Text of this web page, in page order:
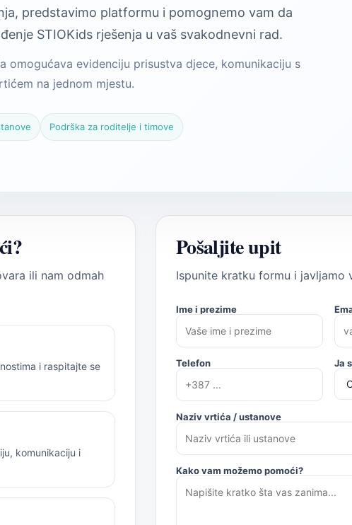
predstavimo platformu i pomognemo vam da
STIOKids rješenja u vaš svakodnevni rad.
omogućava evidenciju prisustva djece, komunikaciju s
na jednom mjestu.
Podrška za roditelje i timove
ili nam odmah
i raspitajte se
komunikaciju i
Pošaljite upit
Ispunite kratku formu i javljamo
Ime i prezime
Telefon Ja
Naziv vrtića / ustanove
Kako vam možemo pomoći?